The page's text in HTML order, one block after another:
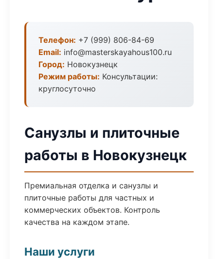
Телефон: +7 (999) 806-84-69
Email: info@masterskayahous100.ru
Город: Новокузнецк
Режим работы: Консультации:
круглосуточно
Санузлы и плиточные
работы в Новокузнецк
Премиальная отделка и санузлы и
плиточные работы для частных и
коммерческих объектов. Контроль
качества на каждом этапе.
Наши услуги